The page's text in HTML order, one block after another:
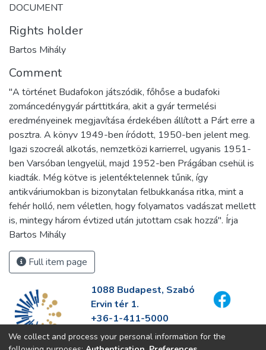
DOCUMENT
Rights holder
Bartos Mihály
Comment
"A történet Budafokon játszódik, főhőse a budafoki
zománcedénygyár párttitkára, akit a gyár termelési
eredményeinek megjavítása érdekében állított a Párt erre a
posztra. A könyv 1949-ben íródott, 1950-ben jelent meg.
Igazi szocreál alkotás, nemzetközi karrierrel, ugyanis 1951-
ben Varsóban lengyelül, majd 1952-ben Prágában csehül is
kiadták. Még kötve is jelentéktelennek tűnik, így
antikváriumokban is bizonytalan felbukkanása ritka, mint a
fehér holló, nem véletlen, hogy folyamatos vadászat mellett
is, mintegy három évtized után jutottam csak hozzá". Írja
Bartos Mihály
Full item page
1088 Budapest, Szabó
Ervin tér 1.
+36-1-411-5000
info@fszek.hu
https://fszek.hu
We collect and process your personal information for the